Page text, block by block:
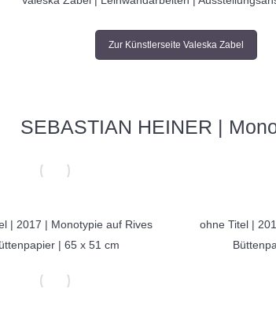
Zur Künstlerseite Valeska Zabel
SEBASTIAN HEINER |
| 2017 | Monotypie auf Rives
| 65 x 51 cm
ohne Titel |